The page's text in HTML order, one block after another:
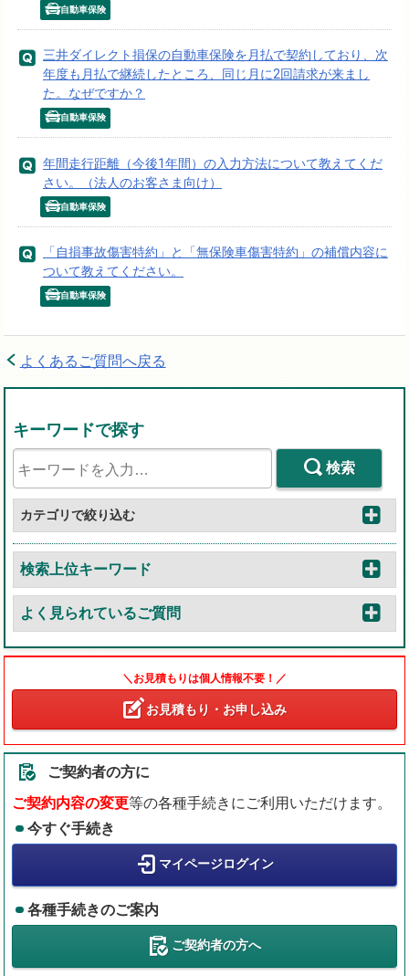
自動車保険
三井ダイレクト損保の自動車保険を月払で契約しており、次
年度も月払で継続したところ、同じ月に2回請求が来まし
た。なぜですか？
自動車保険
年間走行距離（今後1年間）の入力方法について教えてくだ
さい。（法人のお客さま向け）
自動車保険
「自損事故傷害特約」と「無保険車傷害特約」の補償内容に
ついて教えてください。
自動車保険
よくあるご質問へ戻る
キーワードで探す
検索
カテゴリで絞り込む
検索上位キーワード
よく見られているご質問
＼お見積もりは個人情報不要！／
お見積もり・お申し込み
ご契約者の方に
ご契約内容の変更等の各種手続きにご利用いただけます。
今すぐ手続き
マイページログイン
各種手続きのご案内
ご契約者の方へ